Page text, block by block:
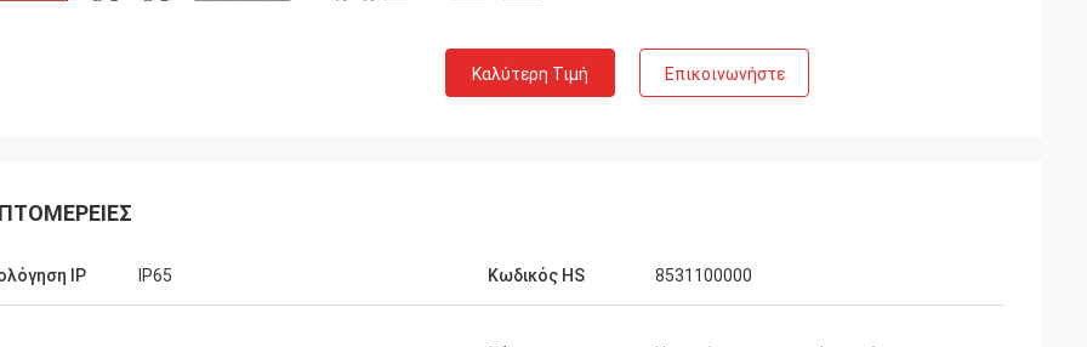
Καλύτερη Τιμή Επικοινωνήστε
IP IP65 Κωδικός HS 8531100000